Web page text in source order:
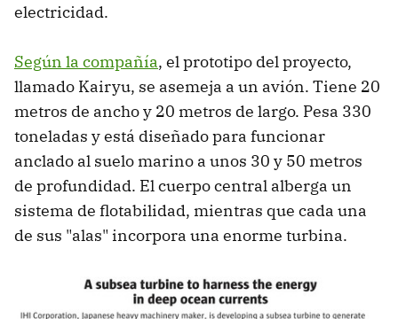
electricidad.
Según la compañía, el prototipo del proyecto,
llamado Kairyu, se asemeja a un avión. Tiene 20
metros de ancho y 20 metros de largo. Pesa 330
toneladas y está diseñado para funcionar
anclado al suelo marino a unos 30 y 50 metros
de profundidad. El cuerpo central alberga un
sistema de flotabilidad, mientras que cada una
de sus "alas" incorpora una enorme turbina.